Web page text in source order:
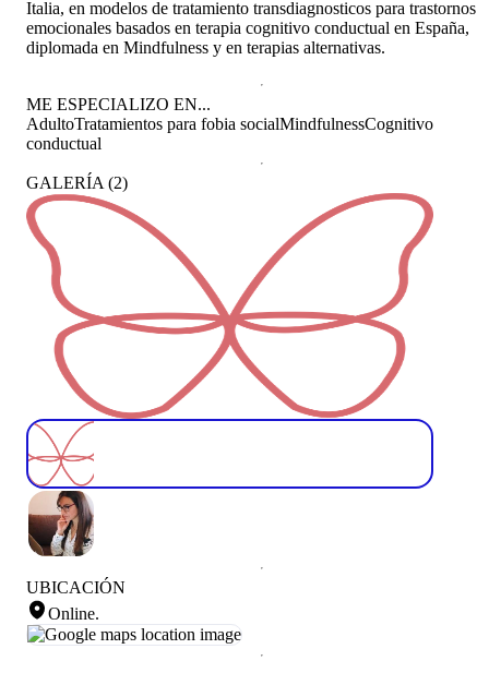
Italia, en modelos de tratamiento transdiagnosticos para trastornos
emocionales basados en terapia cognitivo conductual en España,
diplomada en Mindfulness y en terapias alternativas.
ME ESPECIALIZO EN...
AdultoTratamientos para fobia socialMindfulnessCognitivo
conductual
GALERÍA (2)
UBICACIÓN
Online.